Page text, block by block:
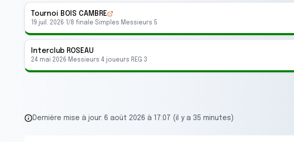
Tournoi BOIS CAMBRE
19 juil. 2026· 1/8 finale·Simples Messieurs 5
Interclub ROSEAU
24 mai 2026· Messieurs 4 joueurs REG 3
Dernière mise à jour: 6 août 2026 à 17:07 (il y a 35 minutes)